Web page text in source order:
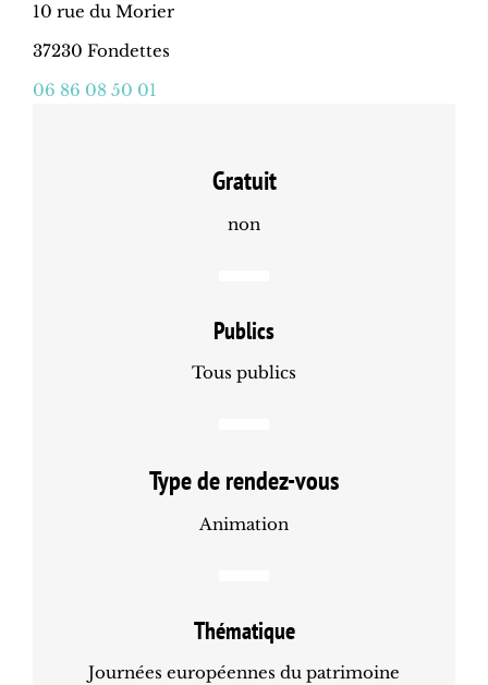
10 rue du Morier
37230 Fondettes
06 86 08 50 01
Gratuit
non
Publics
Tous publics
Type de rendez-vous
Animation
Thématique
Journées européennes du patrimoine